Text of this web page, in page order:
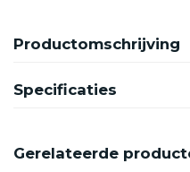
Productomschrijving
Specificaties
Gerelateerde